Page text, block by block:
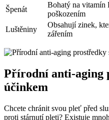
Špenát
Bohatý na vitamín
poškozením
Luštěniny
Obsahují zinek,
zářením
Přírodní anti-aging
účinkem
Chcete chránit svou pleť před
proti stárnutí pleti? Existuje